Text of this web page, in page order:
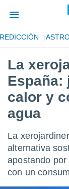
de
por
la
que se
calidad.
las
forma
La
España:
calor y
agua
La
alternativa
apostando
con un